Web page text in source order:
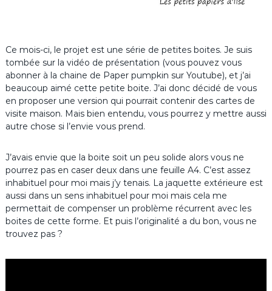
Ce mois-ci, le projet est une série de petites boites. Je suis
tombée sur la vidéo de présentation (vous pouvez vous
abonner à la chaine de Paper pumpkin sur Youtube), et j’ai
beaucoup aimé cette petite boite. J’ai donc décidé de vous
en proposer une version qui pourrait contenir des cartes de
visite maison. Mais bien entendu, vous pourrez y mettre aussi
autre chose si l’envie vous prend.
J’avais envie que la boite soit un peu solide alors vous ne
pourrez pas en caser deux dans une feuille A4. C’est assez
inhabituel pour moi mais j’y tenais. La jaquette extérieure est
aussi dans un sens inhabituel pour moi mais cela me
permettait de compenser un problème récurrent avec les
boites de cette forme. Et puis l’originalité a du bon, vous ne
trouvez pas ?